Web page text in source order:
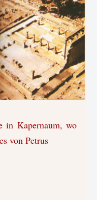
in Kapernaum, wo
von Petrus